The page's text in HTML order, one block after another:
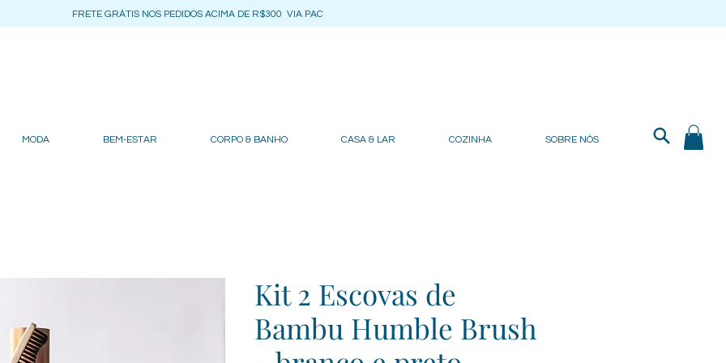
FRETE GRÁTIS NOS PEDIDOS ACIMA DE R$300 VIA PAC
MODA BEM-ESTAR CORPO & BANHO CASA & LAR COZINHA SOBRE NÓS
Kit 2 Escovas de
Bambu Humble Brush